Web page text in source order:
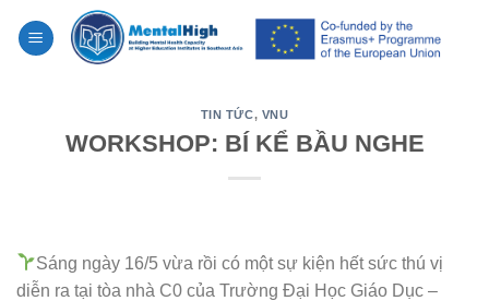
TIN TỨC, VNU
WORKSHOP: BÍ KỂ BẦU NGHE
Sáng ngày 16/5 vừa rồi có một sự kiện hết sức thú vị
diễn ra tại tòa nhà C0 của Trường Đại Học Giáo Dục –